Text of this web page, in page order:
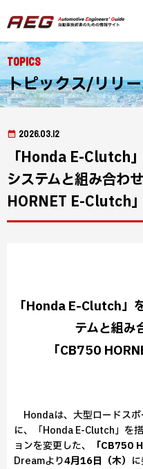
Topics
トピックス/リリ
2026.03.12
「Honda E-Clutch
システムと組み合わ
HORNET E-Clutch
「Honda E-Clutch」
テムと組み
「CB750
Hondaは、大型ロードスポ
に、「Honda E-Clutch」を
ョンを変更した、
「CB750
Dreamより4月16日（木）